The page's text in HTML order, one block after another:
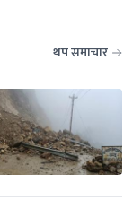
थप समाचार